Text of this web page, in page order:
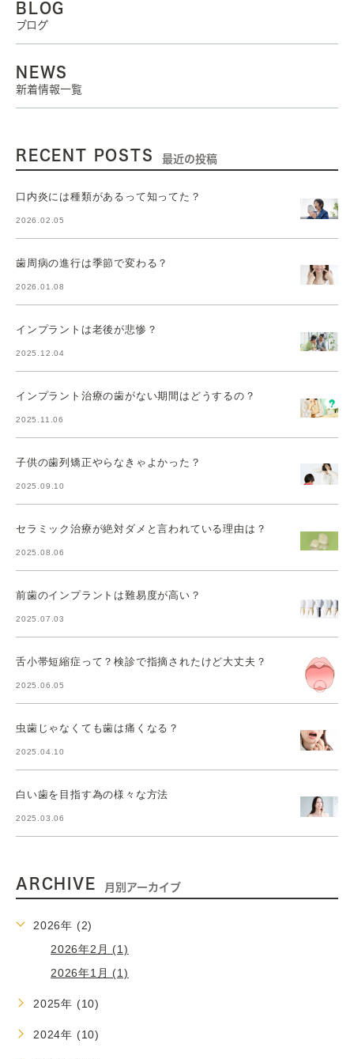
BLOG
ブログ
NEWS
新着情報一覧
RECENT POSTS 最近の投稿
口内炎には種類があるって知ってた？
2026.02.05
歯周病の進行は季節で変わる？
2026.01.08
インプラントは老後が悲惨？
2025.12.04
インプラント治療の歯がない期間はどうするの？
2025.11.06
子供の歯列矯正やらなきゃよかった？
2025.09.10
セラミック治療が絶対ダメと言われている理由は？
2025.08.06
前歯のインプラントは難易度が高い？
2025.07.03
舌小帯短縮症って？検診で指摘されたけど大丈夫？
2025.06.05
虫歯じゃなくても歯は痛くなる？
2025.04.10
白い歯を目指す為の様々な方法
2025.03.06
ARCHIVE 月別アーカイブ
2026年 (2)
2026年2月 (1)
2026年1月 (1)
2025年 (10)
2024年 (10)